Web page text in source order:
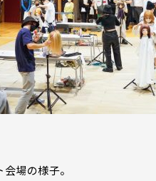
場の様子。